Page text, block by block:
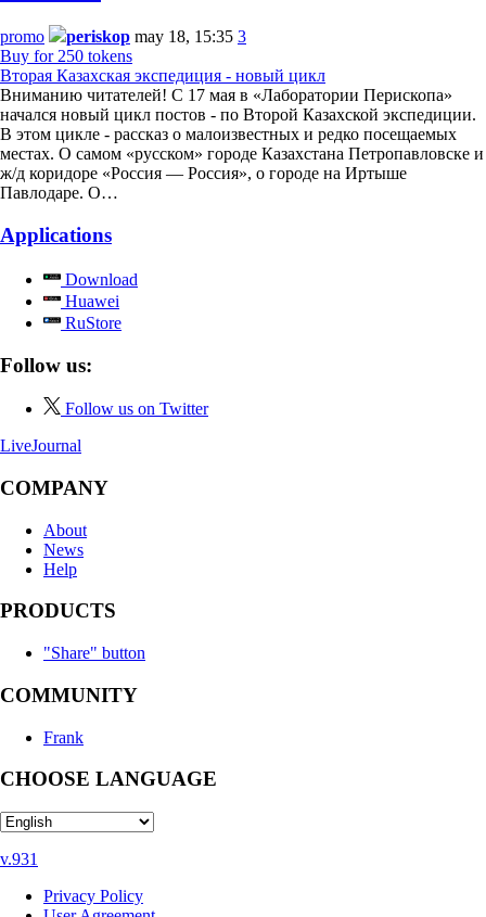
promo periskop may 18, 15:35 3
Buy for 250 tokens
Вторая Казахская экспедиция - новый цикл
Вниманию читателей! С 17 мая в «Лаборатории Перископа»
начался новый цикл постов - по Второй Казахской экспедиции.
В этом цикле - рассказ о малоизвестных и редко посещаемых
местах. О самом «русском» городе Казахстана Петропавловске и
ж/д коридоре «Россия — Россия», о городе на Иртыше
Павлодаре. О…
Applications
Download
Huawei
RuStore
Follow us:
Follow us on Twitter
LiveJournal
COMPANY
About
News
Help
PRODUCTS
"Share" button
COMMUNITY
Frank
CHOOSE LANGUAGE
v.931
Privacy Policy